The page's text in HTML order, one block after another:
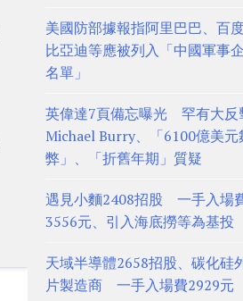
美國防部據報指阿里巴巴、百度
比亞迪等應被列入「中國軍事
名單」
英偉達7頁備忘曝光 罕有大反
Michael Burry、「6100億美元
弊」、「折舊年期」質疑
遇見小麵2408招股 一手入場
3556元、引入海底撈等為基投
天域半導體2658招股、碳化硅
片製造商 一手入場費2929元